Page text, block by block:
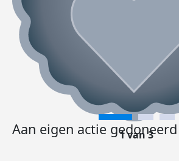
Aan eigen actie gedoneerd
1 van 3